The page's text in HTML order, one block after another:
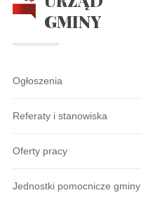
GMINY
Ogłoszenia
Referaty i stanowiska
Oferty pracy
Jednostki pomocnicze gminy